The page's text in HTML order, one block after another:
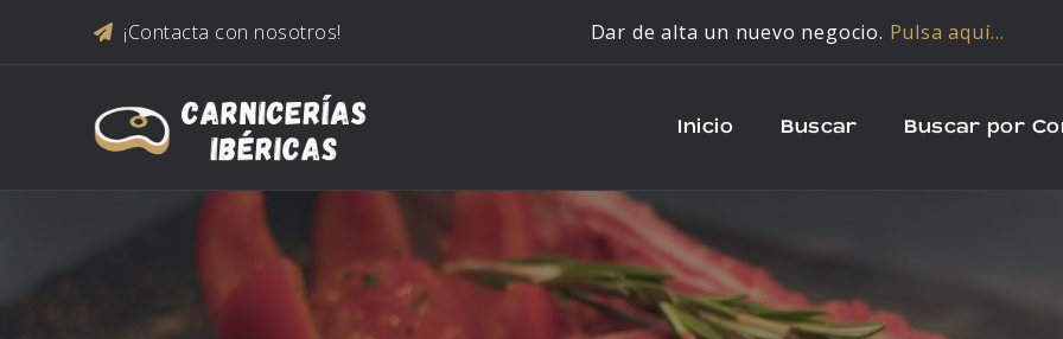
¡Contacta con nosotros! Dar de alta un nuevo negocio. Pulsa aquí…
Inicio Buscar Buscar por